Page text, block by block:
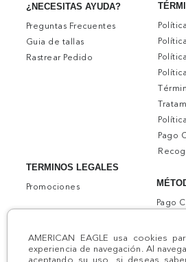
AMERICAN EAGLE usa cookies
experiencia de navegación. Al
aceptando su uso, si deseas
¿NECESITAS AYUDA?
Preguntas Frecuentes
Guia de tallas
Rastrear Pedido
TERMINOS LEGALES
Promociones
Pago
Pago